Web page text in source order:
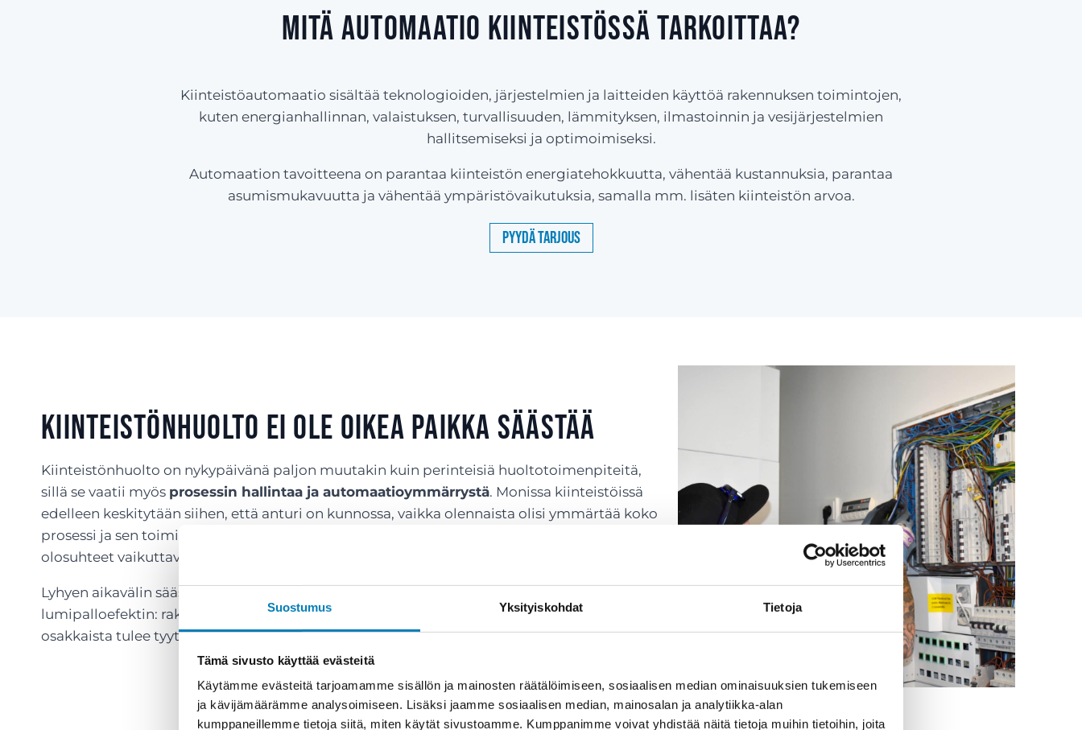
Suostumus Yksityiskohdat Tietoja
Tämä sivusto käyttää evästeitä
Käytämme evästeitä tarjoamamme sisällön ja mainosten räätälöimiseen, sosiaalisen median ominaisuuksien tukemiseen
ja kävijämäärämme analysoimiseen. Lisäksi jaamme sosiaalisen median, mainosalan ja analytiikka-alan
kumppaneillemme tietoja siitä, miten käytät sivustoamme. Kumppanimme voivat yhdistää näitä tietoja muihin tietoihin, joita
Mitä automaatio kiinteistössä tarkoittaa?
Kiinteistöautomaatio sisältää teknologioiden, järjestelmien ja laitteiden käyttöä rakennuksen toimintojen,
kuten energianhallinnan, valaistuksen, turvallisuuden, lämmityksen, ilmastoinnin ja vesijärjestelmien
hallitsemiseksi ja optimoimiseksi.
Automaation tavoitteena on parantaa kiinteistön energiatehokkuutta, vähentää kustannuksia, parantaa
asumismukavuutta ja vähentää ympäristövaikutuksia, samalla mm. lisäten kiinteistön arvoa.
Pyydä tarjous
Kiinteistönhuolto ei ole oikea paikka säästää
Kiinteistönhuolto on nykypäivänä paljon muutakin kuin perinteisiä huoltotoimenpiteitä,
sillä se vaatii myös prosessin hallintaa ja automaatioymmärrystä. Monissa kiinteistöissä
edelleen keskitytään siihen, että anturi on kunnossa, vaikka olennaista olisi ymmärtää koko
prosessi ja sen toimivuus. Mm. ymmärrystä siitä, kuinka ilma liikkuu, ja miten erilaiset
olosuhteet vaikuttavat rakennuksen lämpötilaan.
Lyhyen aikavälin säästöt kiinteistönhuollossa voivat
lumipalloefektin: rakennuksen arvo alenee huonon sisäilman ja sisäilmaongelmien vuoksi,
osakkaista tulee tyytymättömiä ja vuokralaiset kaikkoavat.